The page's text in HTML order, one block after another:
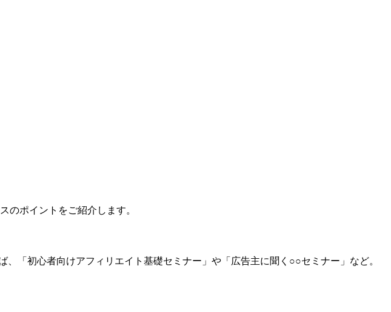
のポイントをご紹介します。
「初心者向けアフィリエイト基礎セミナー」や「広告主に聞く○○セミナー」など。